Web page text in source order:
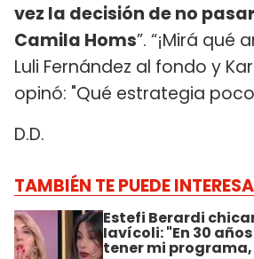
vez la decisión de no
Camila Homs”. “¡Mirá qué
Luli Fernández al fondo y
opinó: "Qué estrategia
D.D.
TAMBIÉN TE PUEDE
Estefi Berardi
Iavícoli: "En 30
tener mi